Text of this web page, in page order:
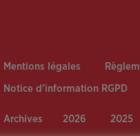
Mentions légales
Notice d’information RGPD
Archives 2026 2025